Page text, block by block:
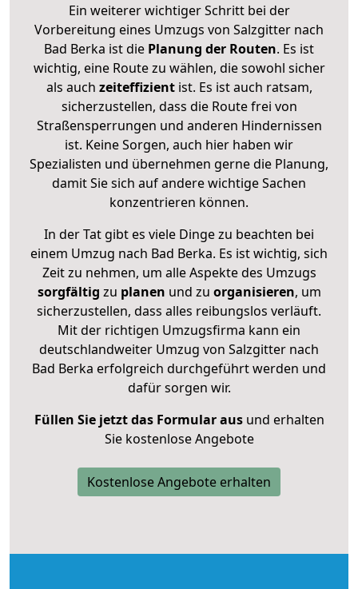
Ein weiterer wichtiger Schritt bei der
Vorbereitung eines Umzugs von Salzgitter nach
Bad Berka ist die Planung der Routen. Es ist
wichtig, eine Route zu wählen, die sowohl sicher
als auch zeiteffizientist. Es ist auch ratsam,
sicherzustellen, dass die Route frei von
Straßensperrungen und anderen Hindernissen
ist. Keine Sorgen, auch hier haben wir
Spezialisten und übernehmen gerne die Planung,
damit Sie sich auf andere wichtige Sachen
konzentrieren können.
In der Tat gibt es viele Dinge zu beachten bei
einem Umzug nach Bad Berka. Es ist wichtig, sich
Zeit zu nehmen, um alle Aspekte des Umzugs
sorgfältig zu planen und zu organisieren, um
sicherzustellen, dass alles reibungslos verläuft.
Mit der richtigen Umzugsfirma kann ein
deutschlandweiter Umzug von Salzgitter nach
Bad Berka erfolgreich durchgeführt werden und
dafür sorgen wir.
Füllen Sie jetzt das Formular ausund erhalten
Sie kostenlose Angebote
Kostenlose Angebote erhalten